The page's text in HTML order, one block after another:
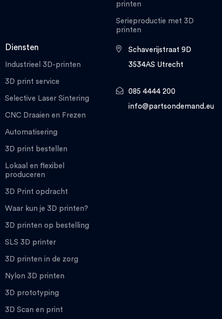
printen
Serieproductie met 3D
printen
Diensten
Industrieel 3D-printen
3D print service
Selective Laser Sintering
CNC Draaien en Frezen
Automatisering
3D print bestellen
Lokaal en flexibel
produceren
3D Print opdracht
Waar kun je 3D printen?
3D printen op bestelling
SLS 3D printer
3D printen in de zorg
Nylon 3D printen
3D prototyping
3D Scan en print
Schaverijstraat 9D
3534AS Utrecht
085 4444 200
info@partsondemand.eu